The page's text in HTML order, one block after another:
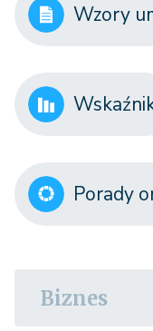
Wzory
Porady
Biznes